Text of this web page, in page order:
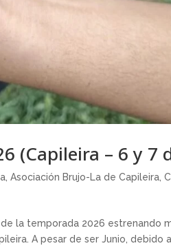
(Capileira – 6 y 7
,Asociación Brujo-La de Capileira ,
la temporada 2026 estrenando
A pesar de ser Junio, debido